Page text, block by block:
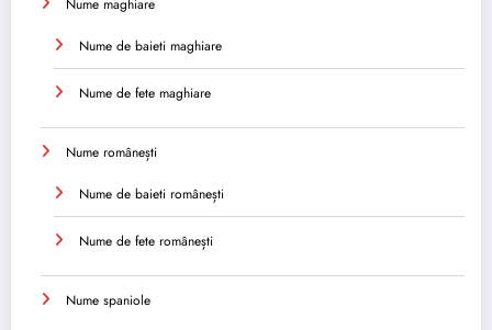
Nume de baieti maghiare
Nume de fete maghiare
Nume românești
Nume de baieti românești
Nume de fete românești
Nume spaniole